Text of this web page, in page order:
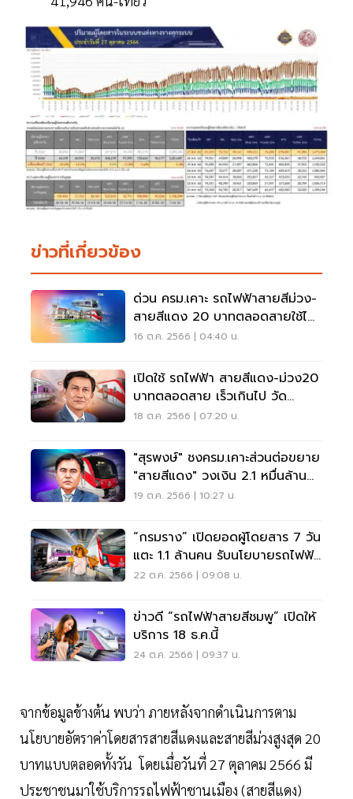
ข่าวที่เกี่ยวข้อง
ด่วน ครม.เคาะ รถไฟฟ้าสายสีม่วง-
สายสีแดง 20 บาทตลอดสายใช้ได้
แล้ว
16 ต.ค. 2566 | 04:40 น.
เปิดใช้ รถไฟฟ้า สายสีแดง-ม่วง20
บาทตลอดสาย เร็วเกินไป วัด
ปริมาณผู้โดยสาร
18 ต.ค. 2566 | 07:20 น.
"สุรพงษ์" ชงครม.เคาะส่วนต่อขยาย
"สายสีแดง" วงเงิน 2.1 หมื่นล้าน
บาท
19 ต.ค. 2566 | 10:27 น.
“กรมราง” เปิดยอดผู้โดยสาร 7 วัน
แตะ 1.1 ล้านคน รับนโยบายรถไฟฟ้า
20 บาท
22 ต.ค. 2566 | 09:08 น.
ข่าวดี “รถไฟฟ้าสายสีชมพู” เปิดให้
บริการ 18 ธ.ค.นี้
24 ต.ค. 2566 | 09:37 น.
จากข้อมูลข้างต้น พบว่า ภายหลังจากดำเนินการตาม
นโยบายอัตราค่าโดยสารสายสีแดงและสายสีม่วงสูงสุด 20
บาทแบบตลอดทั้งวัน โดยเมื่อวันที่ 27 ตุลาคม 2566 มี
ประชาชนมาใช้บริการรถไฟฟ้าชานเมือง (สายสีแดง)